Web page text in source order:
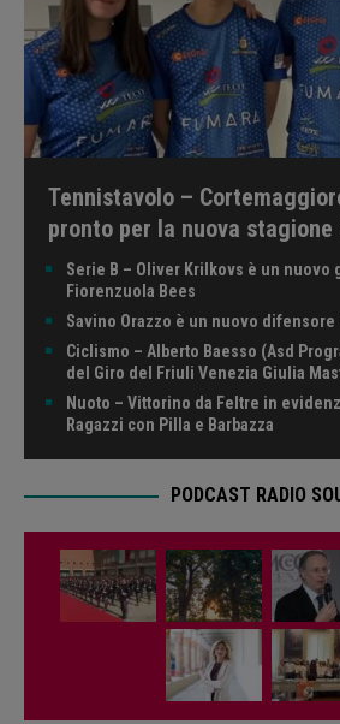
Tennistavolo –
pronto per la nuova stagione
Serie B – Oliver Krilkovs è un nuovo
Fiorenzuola Bees
Savino Orazzo è un nuovo
Ciclismo – Alberto Baesso (Asd
del Giro del Friuli Venezia Giulia
Nuoto – Vittorino da Feltre in
Ragazzi con Pilla e Barbazza
PODCAST RADIO